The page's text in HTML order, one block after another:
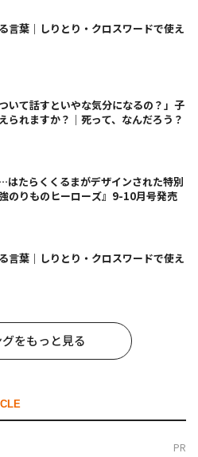
言葉｜しりとり・クロスワードで使え
いて話すといやな気分になるの？」子
られますか？｜死って、なんだろう？
はたらくくるまがデザインされた特別
のりものヒーローズ』9-10月号発売
言葉｜しりとり・クロスワードで使え
をもっと見る
PR